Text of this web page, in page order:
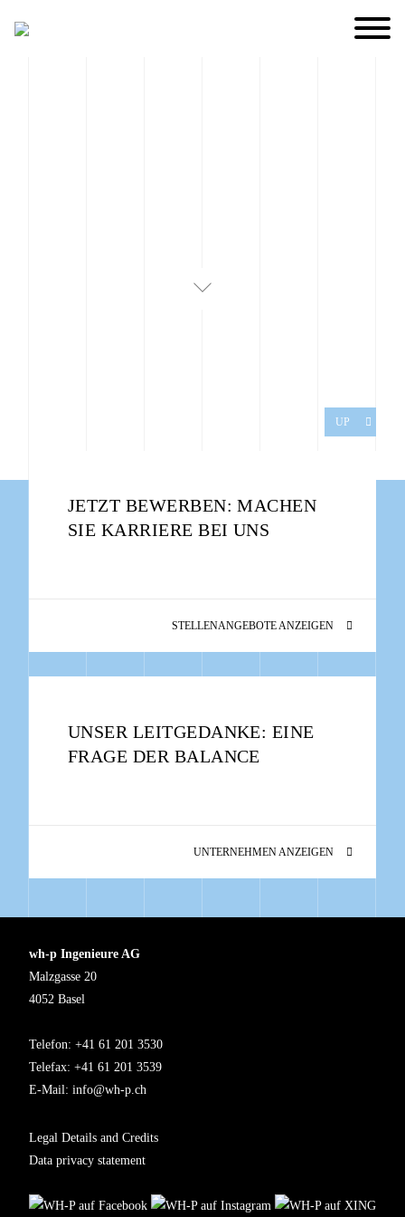
UP
JETZT BEWERBEN: MACHEN
SIE KARRIERE BEI UNS
STELLENANGEBOTE ANZEIGEN
UNSER LEITGEDANKE: EINE
FRAGE DER BALANCE
UNTERNEHMEN ANZEIGEN
wh-p Ingenieure AG
Malzgasse 20
4052 Basel
Telefon: +41 61 201 3530
Telefax: +41 61 201 3539
E-Mail: info@wh-p.ch
Legal Details and Credits
Data privacy statement